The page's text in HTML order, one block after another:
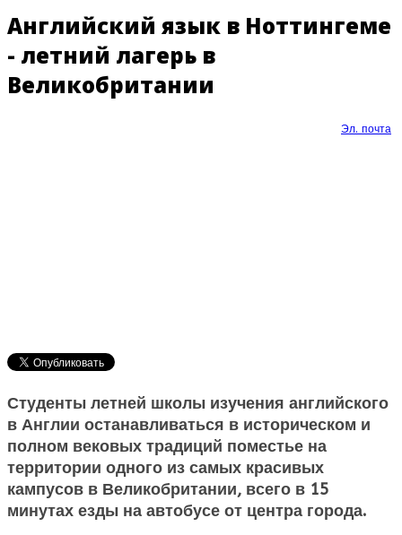
Английский язык в Ноттингеме
- летний лагерь в
Великобритании
Эл. почта
Студенты летней школы изучения английского
в Англии останавливаться в историческом и
полном вековых традиций поместье на
территории одного из самых красивых
кампусов в Великобритании, всего в 15
минутах езды на автобусе от центра города.